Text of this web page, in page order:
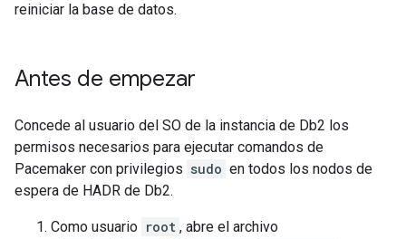
reiniciar la base de datos.
Antes de empezar
Concede al usuario del SO de la instancia de Db2 los
permisos necesarios para ejecutar comandos de
Pacemaker con privilegios sudo en todos los nodos de
espera de HADR de Db2.
Como usuario root , abre el archivo